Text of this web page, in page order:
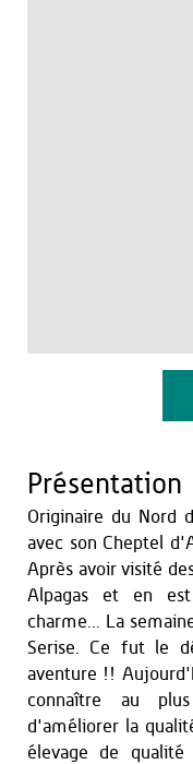
Présentation
Originaire du Nord
avec son Cheptel
Après avoir visité
Alpagas et en
charme... La
Serise. Ce fut le
aventure !!
connaître au
d'améliorer la
élevage de